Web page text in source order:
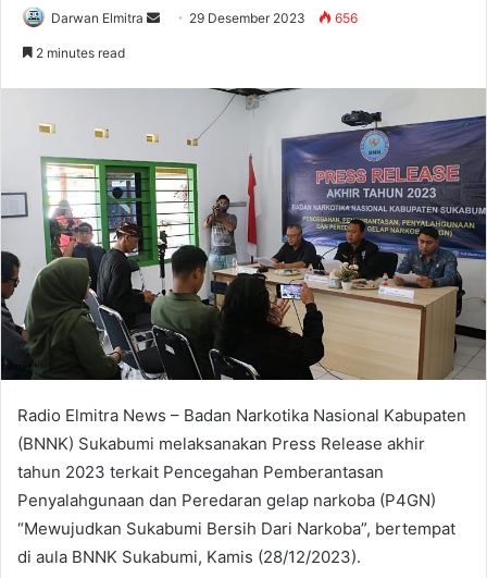
Darwan Elmitra
Send 29 Desember 2023 656
2 minutes read
Radio Elmitra News – Badan Narkotika Nasional Kabupaten
(BNNK) Sukabumi melaksanakan Press Release akhir
tahun 2023 terkait Pencegahan Pemberantasan
Penyalahgunaan dan Peredaran gelap narkoba (P4GN)
“Mewujudkan Sukabumi Bersih Dari Narkoba”, bertempat
di aula BNNK Sukabumi, Kamis (28/12/2023).